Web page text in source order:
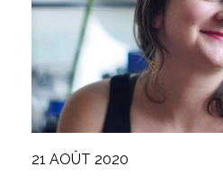
21 AOÛT 2020